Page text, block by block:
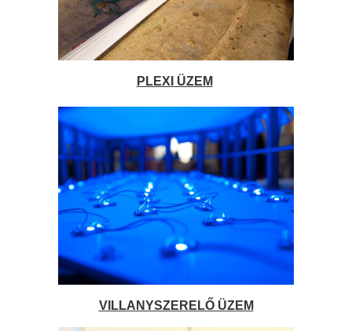
PLEXI ÜZEM
VILLANYSZERELŐ ÜZEM